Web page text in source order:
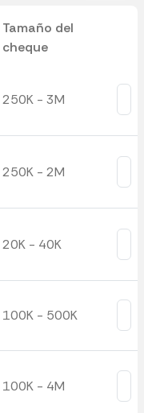
Tamaño del
cheque
250K - 3M
250K - 2M
20K - 40K
100K - 500K
100K - 4M